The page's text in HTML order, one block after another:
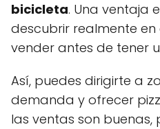
bicicleta. Una ventaja
descubrir realmente
vender antes de tener
Así, puedes dirigirte a
demanda y ofrecer
las ventas son